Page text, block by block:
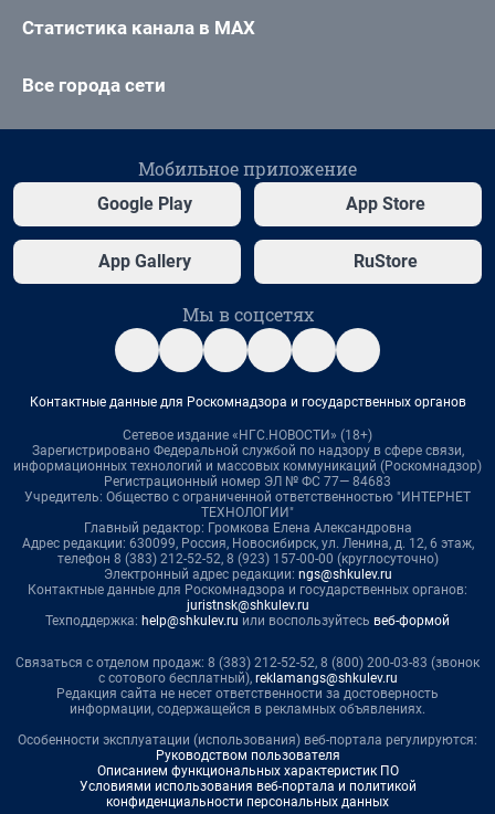
Статистика канала в MAX
Все города сети
Мобильное приложение
Google Play App Store
App Gallery RuStore
Мы в соцсетях
Контактные данные для Роскомнадзора и государственных органов
Сетевое издание «НГС.НОВОСТИ» (18+)
Зарегистрировано Федеральной службой по надзору в сфере связи,
информационных технологий и массовых коммуникаций (Роскомнадзор)
Регистрационный номер ЭЛ № ФС 77— 84683
Учредитель: Общество с ограниченной ответственностью "ИНТЕРНЕТ
ТЕХНОЛОГИИ"
Главный редактор: Громкова Елена Александровна
Адрес редакции: 630099, Россия, Новосибирск, ул. Ленина, д. 12, 6 этаж,
телефон 8 (383) 212-52-52, 8 (923) 157-00-00 (круглосуточно)
Электронный адрес редакции: ngs@shkulev.ru
Контактные данные для Роскомнадзора и государственных органов:
juristnsk@shkulev.ru
Техподдержка: help@shkulev.ru или воспользуйтесь веб-формой
Связаться с отделом продаж: 8 (383) 212-52-52, 8 (800) 200-03-83 (звонок
с сотового бесплатный), reklamangs@shkulev.ru
Редакция сайта не несет ответственности за достоверность
информации, содержащейся в рекламных объявлениях.
Особенности эксплуатации (использования) веб-портала регулируются:
Руководством пользователя
Описанием функциональных характеристик ПО
Условиями использования веб-портала и политикой
конфиденциальности персональных данных